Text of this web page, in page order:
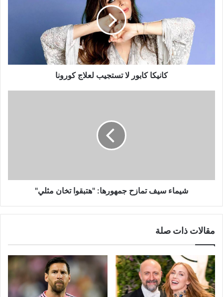
كانيكا كابور لا تستجيب لعلاج كورونا
شيماء سيف تمازح جمهورها: "هتبقوا تخان مثلي"
مقالات ذات صلة